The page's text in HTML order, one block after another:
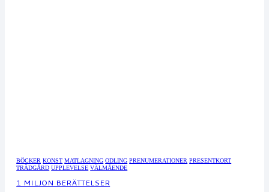
BÖCKER KONST MATLAGNING ODLING PRENUMERATIONER PRESENTKORT
TRÄDGÅRD UPPLEVELSE VÄLMÅENDE
1 MILJON BERÄTTELSER